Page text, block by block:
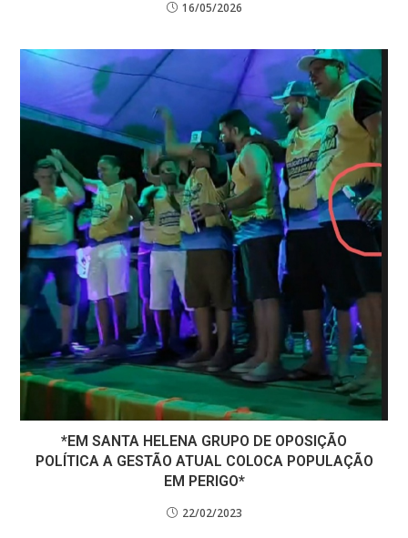
16/05/2026
*EM SANTA HELENA GRUPO DE OPOSIÇÃO
POLÍTICA A GESTÃO ATUAL COLOCA POPULAÇÃO
EM PERIGO*
22/02/2023